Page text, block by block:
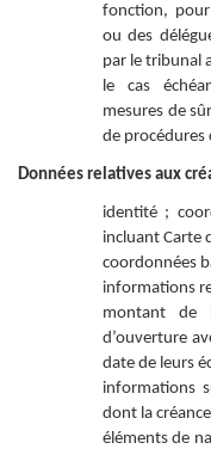
fonction, pour
ou des
par le tribunal
le cas
mesures de
de procédures
Données relatives aux
identité ;
incluant Carte
coordonnées
informations
montant de
d’ouverture
date de leurs
informations
dont la
éléments de